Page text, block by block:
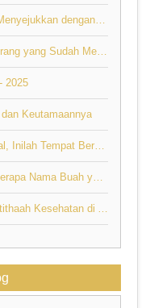
Gus Baha : Sosok Ulama yang Menyejukkan dengan Nasehat Bijaknya tentang Rezeki
Ingin Membadalkan Haji untuk Orang yang Sudah Meninggal, Bolehkah?
2025
Keutamaannya
Ibadah Umrah Semakin Maksimal, Inilah Tempat Berdoa yang Mustajab di Tanah Suci
Selain Kurma, Ternyata Ada Beberapa Nama Buah yang Disebut di Al Quran
Mudahnya Mengecek Status Istithaah Kesehatan di Aplikasi Sebagai Syarat Pelunasan Biaya Haji